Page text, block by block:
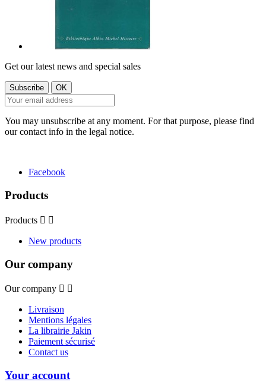
Get our latest news and special sales
You may unsubscribe at any moment. For that purpose, please find
our contact info in the legal notice.
Facebook
Products
Products  
New products
Our company
Our company  
Livraison
Mentions légales
La librairie Jakin
Paiement sécurisé
Contact us
Your account